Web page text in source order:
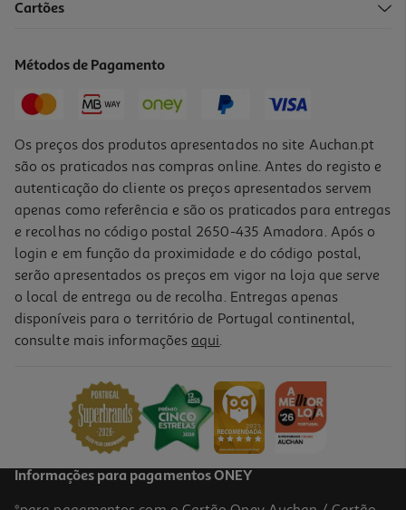
Cartões
Métodos de Pagamento
Os preços dos produtos apresentados no site Auchan.pt
são os praticados nas compras online. Antes do registo e
autenticação do cliente os preços apresentados servem
apenas como referência e são os praticados para entregas
e recolhas no código postal 2650-435 Amadora. Após o
login e em função da proximidade e do código postal,
serão apresentados os preços em vigor na loja que serve
o local de entrega ou de recolha. Entregas apenas
disponíveis para o território de Portugal continental,
consulte mais informações aqui.
Informações para pagamentos ONEY